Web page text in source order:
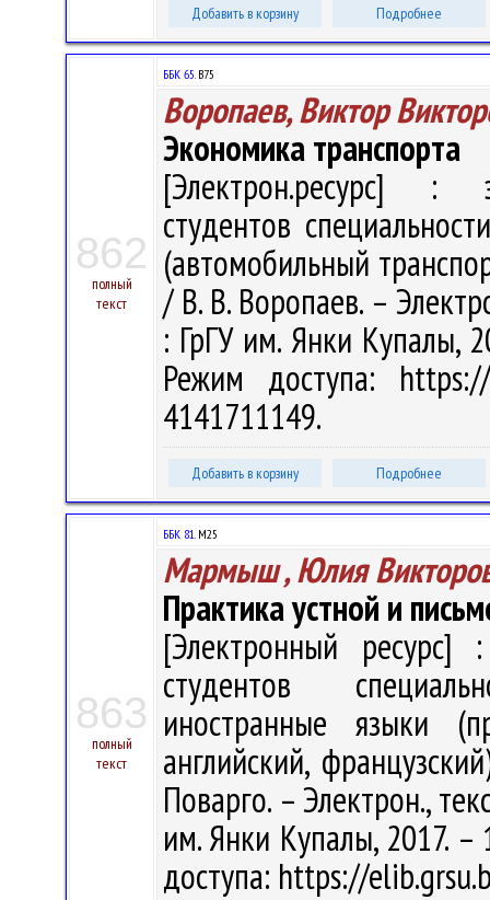
Добавить в корзину Подробнее
862
полный
текст
ББК 65.В75
Воропаев, Виктор
Экономика транспорта
[Электрон.ресурс] :
студентов
(автомобильный
/ В. В. Воропаев. –
: ГрГУ им. Янки Купалы,
Режим доступа:
4141711149.
Добавить в корзину Подробнее
863
полный
текст
ББК 81.М25
Мармыш , Юлия
Практика устной и
[Электронный ресурс]
студентов
иностранные языки
английский,
Поварго. – Электрон.,
им. Янки Купалы, 2017. –
доступа: https://